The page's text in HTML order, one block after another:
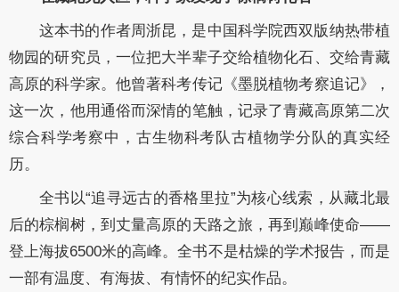
这本书的作者周浙昆，是中国科学院西双版纳热带植
物园的研究员，一位把大半辈子交给植物化石、交给青藏
高原的科学家。他曾著科考传记《墨脱植物考察追记》，
这一次，他用通俗而深情的笔触，记录了青藏高原第二次
综合科学考察中，古生物科考队古植物学分队的真实经
历。
全书以“追寻远古的香格里拉”为核心线索，从藏北最
后的棕榈树，到丈量高原的天路之旅，再到巅峰使命——
登上海拔6500米的高峰。全书不是枯燥的学术报告，而是
一部有温度、有海拔、有情怀的纪实作品。